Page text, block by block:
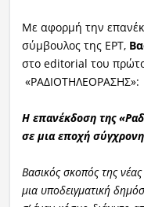
Με αφορμή την
σύμβουλος της ΕΡΤ,
στο editorial του
«ΡΑΔΙΟΤΗΛΕΟΡΑΣΗΣ»:
Η επανέκδοση της
σε μια εποχή σύγχρονη
Βασικός σκοπός της
μια υποδειγματική